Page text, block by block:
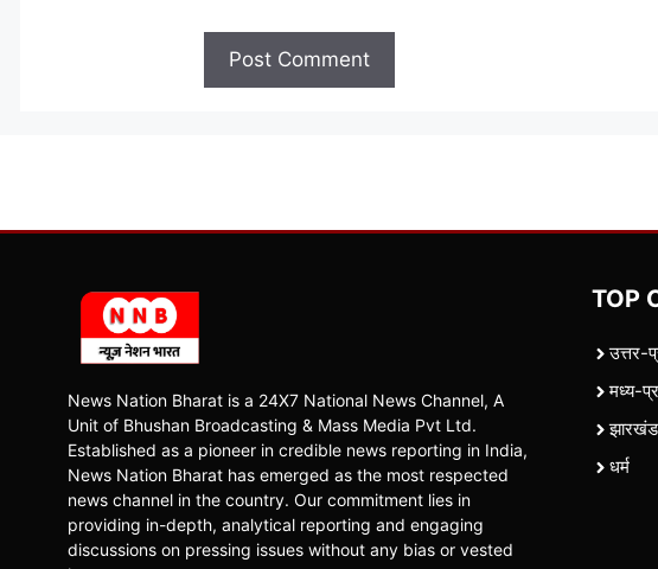
News Nation Bharat is a 24X7 National News Channel, A
Unit of Bhushan Broadcasting & Mass Media Pvt Ltd.
Established as a pioneer in credible news reporting in India,
News Nation Bharat has emerged as the most respected
news channel in the country. Our commitment lies in
providing in-depth, analytical reporting and engaging
discussions on pressing issues without any bias or vested
TOP
उत्तर-
मध्य-
झारखंड
धर्म